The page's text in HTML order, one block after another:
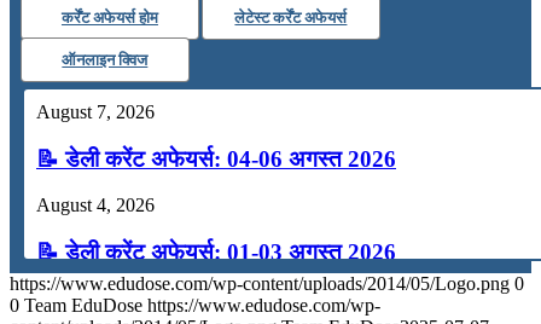
कर्रेंट अफेयर्स होम लेटेस्ट कर्रेंट अफेयर्स
ऑनलाइन क्विज
August 7, 2026
📝 डेली करेंट अफेयर्स: 04-06 अगस्त 2026
August 4, 2026
📝 डेली करेंट अफेयर्स: 01-03 अगस्त 2026
July 31, 2026
https://www.edudose.com/wp-content/uploads/2014/05/Logo.png 0
0 Team EduDose https://www.edudose.com/wp-